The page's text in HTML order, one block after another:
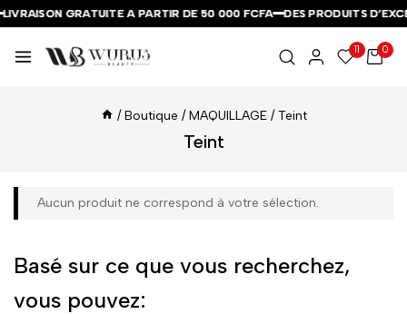
GRATUITE A PARTIR DE 50 000 FCFA DES PRODUITS
GRATUITE A PARTIR DE 50 000 FCFA DES PRODUITS
GRATUITE A PARTIR DE 50 000 FCFA DES PRODUITS
11 0
/ Boutique / MAQUILLAGE / Teint
Teint
Aucun produit ne correspond à votre sélection.
Basé sur ce que vous recherchez,
vous pouvez: